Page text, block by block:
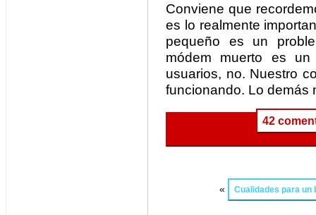
Conviene que
es lo realmente
pequeño es un
módem muerto es
usuarios, no. Nuestro
funcionando. Lo demás
42
« Cualidades para un